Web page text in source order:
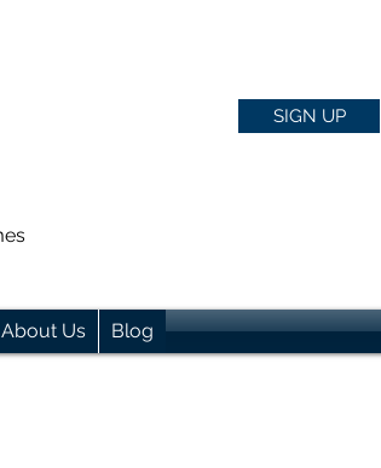
SIGN UP
About Us Blog